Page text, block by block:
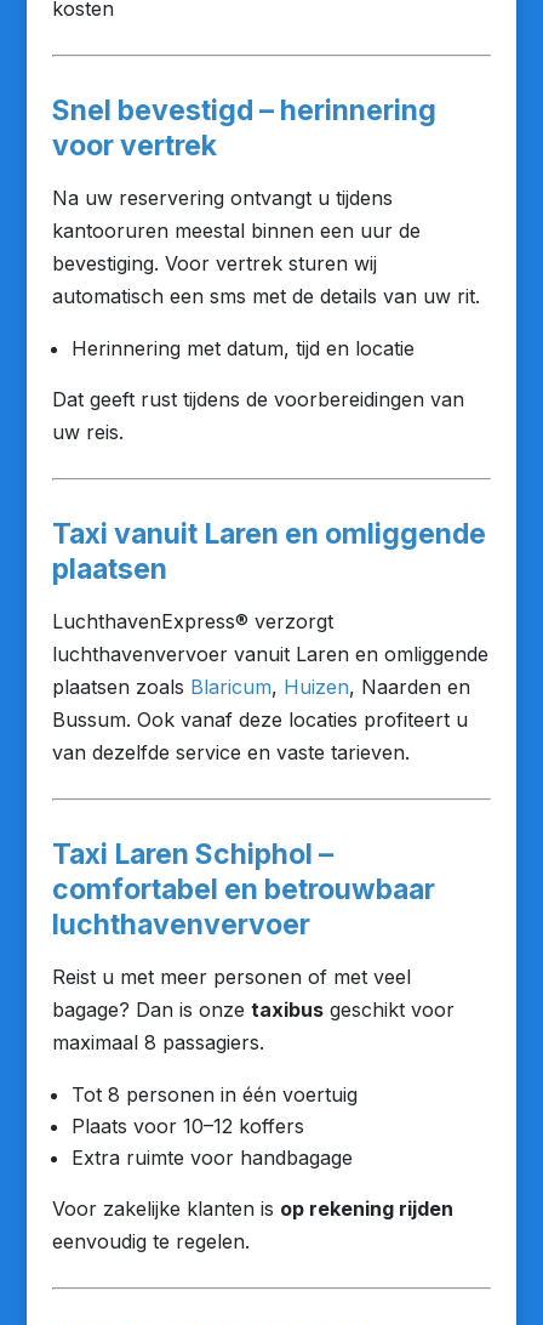
kosten
Snel bevestigd – herinnering
voor vertrek
Na uw reservering ontvangt u tijdens
kantooruren meestal binnen een uur de
bevestiging. Voor vertrek sturen wij
automatisch een sms met de details van uw rit.
Herinnering met datum, tijd en locatie
Dat geeft rust tijdens de voorbereidingen van
uw reis.
Taxi vanuit Laren en omliggende
plaatsen
LuchthavenExpress® verzorgt
luchthavenvervoer vanuit Laren en omliggende
plaatsen zoals Blaricum, Huizen, Naarden en
Bussum. Ook vanaf deze locaties profiteert u
van dezelfde service en vaste tarieven.
Taxi Laren Schiphol –
comfortabel en betrouwbaar
luchthavenvervoer
Reist u met meer personen of met veel
bagage? Dan is onze taxibusgeschikt voor
maximaal 8 passagiers.
Tot 8 personen in één voertuig
Plaats voor 10–12 koffers
Extra ruimte voor handbagage
Voor zakelijke klanten is op rekening rijden
eenvoudig te regelen.